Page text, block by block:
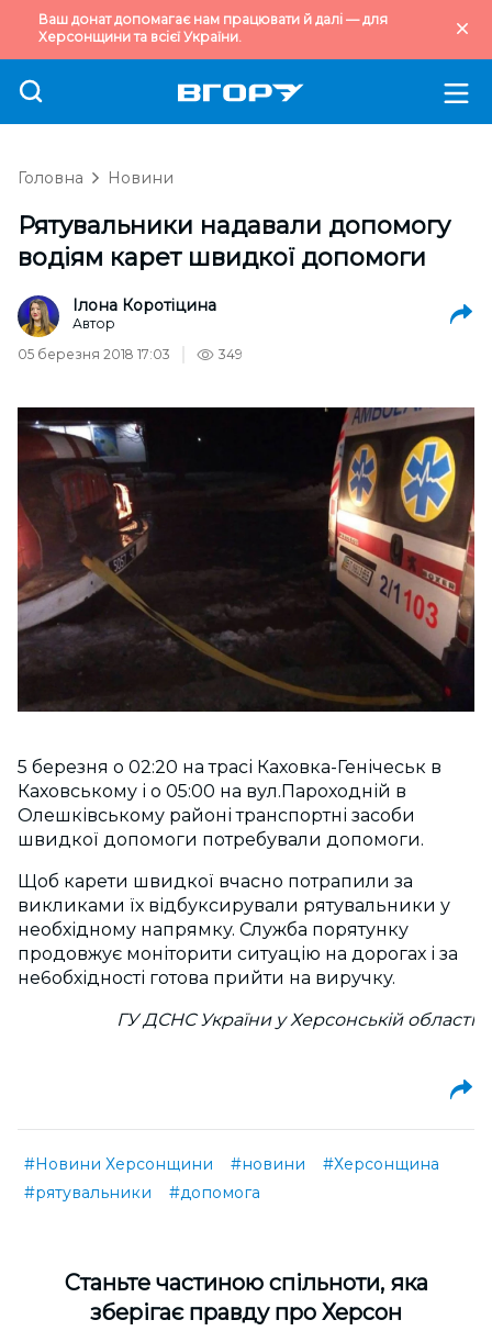
Ваш донат допомагає нам працювати й далі — для
Херсонщини та всієї України.
Головна Новини
Рятувальники надавали допомогу
водіям карет швидкої допомоги
Ілона Коротіцина
Автор
05 березня 2018 17:03
349
5 березня о 02:20 на трасі Каховка-Генічеськ в
Каховському і о 05:00 на вул.Пароходній в
Олешківському районі транспортні засоби
швидкої допомоги потребували допомоги.
Щоб карети швидкої вчасно потрапили за
викликами їх відбуксирували рятувальники у
необхідному напрямку. Служба порятунку
продовжує моніторити ситуацію на дорогах і за
не6обхідності готова прийти на виручку.
ГУ ДСНС України у Херсонській області
#Новини Херсонщини #новини
#Херсонщина
#рятувальники
#допомога
Cтаньте частиною спільноти, яка
зберігає правду про Херсон